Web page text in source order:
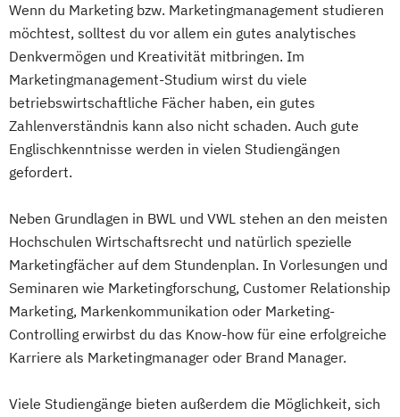
Wenn du Marketing bzw. Marketingmanagement studieren
möchtest, solltest du vor allem ein gutes analytisches
Denkvermögen und Kreativität mitbringen. Im
Marketingmanagement-Studium wirst du viele
betriebswirtschaftliche Fächer haben, ein gutes
Zahlenverständnis kann also nicht schaden. Auch gute
Englischkenntnisse werden in vielen Studiengängen
gefordert.
Neben Grundlagen in BWL und VWL stehen an den meisten
Hochschulen Wirtschaftsrecht und natürlich spezielle
Marketingfächer auf dem Stundenplan. In Vorlesungen und
Seminaren wie Marketingforschung, Customer Relationship
Marketing, Markenkommunikation oder Marketing-
Controlling erwirbst du das Know-how für eine erfolgreiche
Karriere als Marketingmanager oder Brand Manager.
Viele Studiengänge bieten außerdem die Möglichkeit, sich